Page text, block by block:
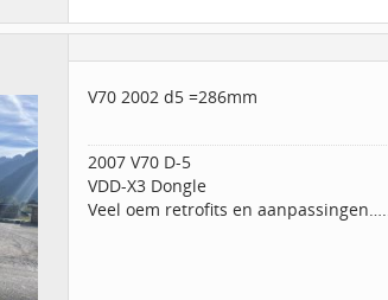
V70 2002 d5 =286mm
2007 V70 D-5
VDD-X3 Dongle
Veel oem retrofits en